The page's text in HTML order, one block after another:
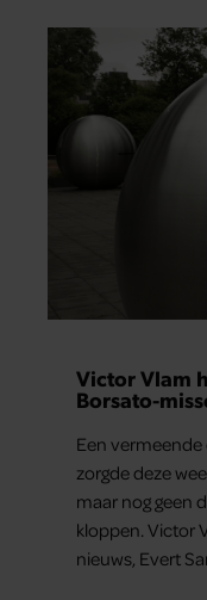
Victor Vlam
Borsato-
Een
zorgde deze
maar nog geen
kloppen. Victor
nieuws, Evert